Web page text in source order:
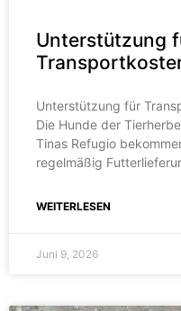
Unterstützung
Unterstützung für
Die Hunde der
Tinas Refugio
regelmäßig
WEITERLESEN
Juni 9, 2026